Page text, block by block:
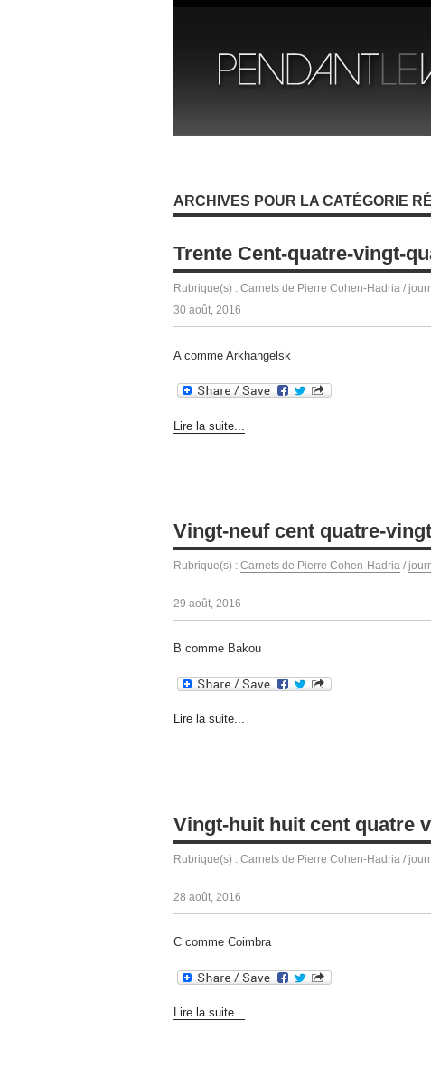
ARCHIVES POUR LA CATÉGORIE
Trente Cent-quatre-vingt-
Rubrique(s) : Carnets de Pierre Cohen-Hadria /
30 août, 2016
A comme Arkhangelsk
Lire la suite...
Vingt-neuf cent quatre-
Rubrique(s) : Carnets de Pierre Cohen-Hadria /
29 août, 2016
B comme Bakou
Lire la suite...
Vingt-huit huit cent quatre
Rubrique(s) : Carnets de Pierre Cohen-Hadria /
28 août, 2016
C comme Coimbra
Lire la suite...